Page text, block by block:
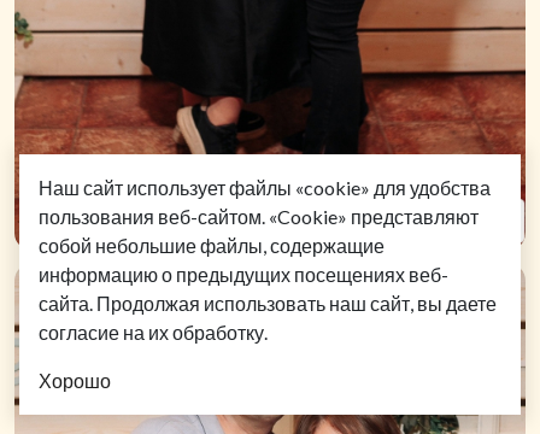
Наш сайт использует файлы «cookie» для удобства
пользования веб-сайтом. «Cookie» представляют
собой небольшие файлы, содержащие
информацию о предыдущих посещениях веб-
сайта. Продолжая использовать наш сайт, вы даете
согласие на их обработку.
Хорошо